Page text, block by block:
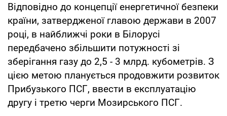
Відповідно до концепції енергетичної безпеки
країни, затвердженої главою держави в 2007
році, в найближчі роки в Білорусі
передбачено збільшити потужності зі
зберігання газу до 2,5 - 3 млрд. кубометрів. З
цією метою планується продовжити розвиток
Прибузького ПСГ, ввести в експлуатацію
другу і третю черги Мозирського ПСГ.